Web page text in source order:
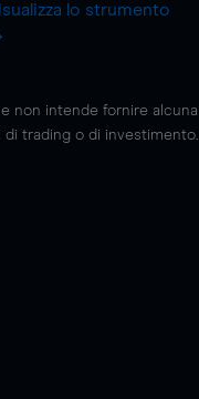
lo strumento
non intende fornire alcuna
trading o di investimento.